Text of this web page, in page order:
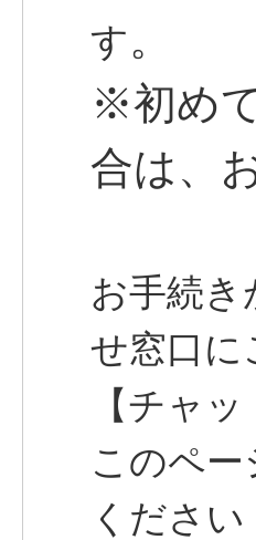
す。
※初め
合は、
お手続き
せ窓口に
【チャッ
このペ
ください